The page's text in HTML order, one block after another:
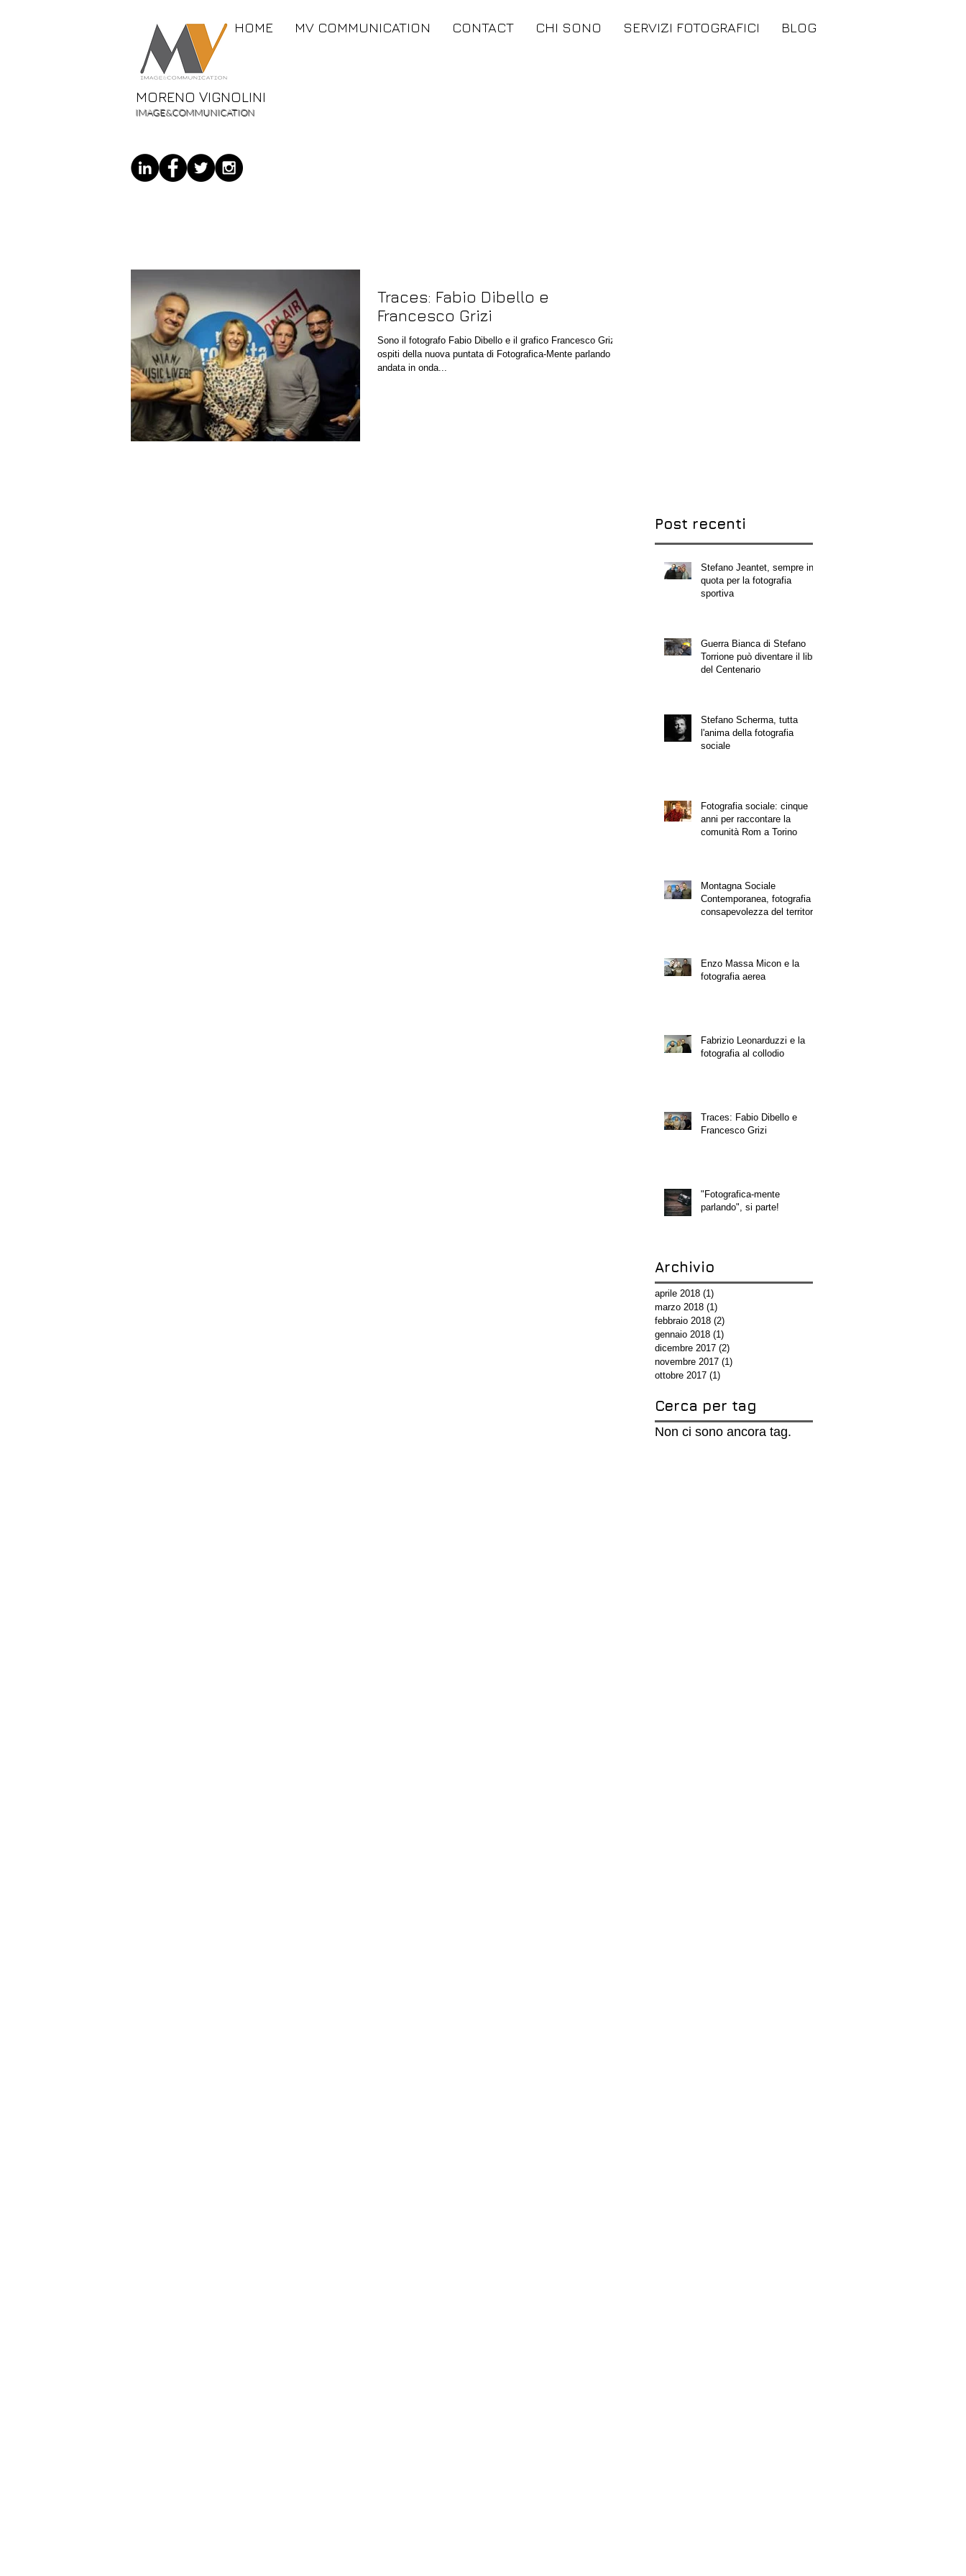
HOME MV COMMUNICATION CONTACT CHI SONO SERVIZI FOTOGRAFICI BLOG
MORENO VIGNOLINI
IMAGE&COMMUNICATION
Traces: Fabio Dibello e
Francesco Grizi
Sono il fotografo Fabio Dibello e il grafico Francesco Grizi gli
ospiti della nuova puntata di Fotografica-Mente parlando
andata in onda...
Post recenti
Stefano Jeantet, sempre in
quota per la fotografia
sportiva
Guerra Bianca di Stefano
Torrione può diventare il libro
del Centenario
Stefano Scherma, tutta
l'anima della fotografia
sociale
Fotografia sociale: cinque
anni per raccontare la
comunità Rom a Torino
Montagna Sociale
Contemporanea, fotografia e
consapevolezza del territorio
Enzo Massa Micon e la
fotografia aerea
Fabrizio Leonarduzzi e la
fotografia al collodio
Traces: Fabio Dibello e
Francesco Grizi
"Fotografica-mente
parlando", si parte!
Archivio
aprile 2018 (1)
marzo 2018 (1)
febbraio 2018 (2)
gennaio 2018 (1)
dicembre 2017 (2)
novembre 2017 (1)
ottobre 2017 (1)
Cerca per tag
Non ci sono ancora tag.